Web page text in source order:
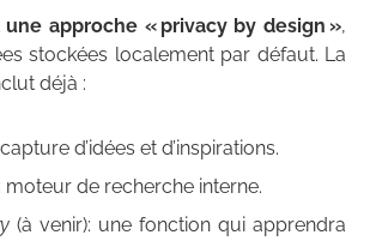
une approche « privacy by design »,
stockées localement par défaut. La
déjà :
d’idées et d’inspirations.
: moteur de recherche interne.
(à venir): une fonction qui apprendra